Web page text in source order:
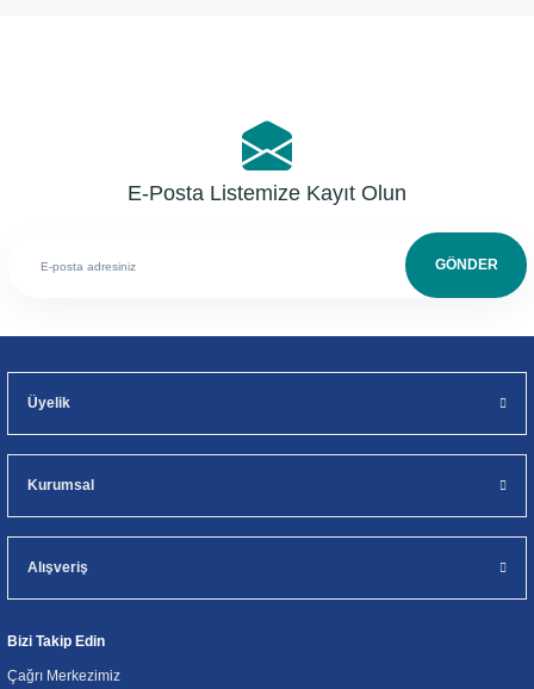
E-Posta Listemize Kayıt Olun
GÖNDER
Üyelik
Kurumsal
Alışveriş
Bizi Takip Edin
Çağrı Merkezimiz